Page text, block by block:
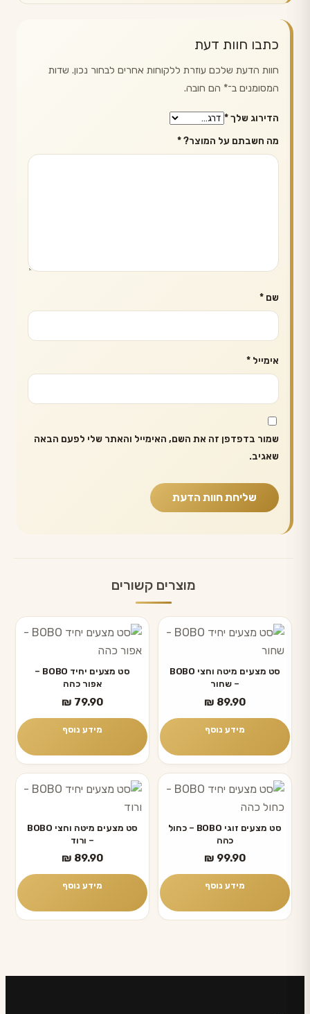
כתבו חוות דעת
חוות הדעת שלכם עוזרת ללקוחות אחרים לבחור נכון. שדות
המסומנים ב־* הם חובה.
הדירוג שלך*
מה חשבתם על המוצר?*
שם *
אימייל *
שמור בדפדפן זה את השם, האימייל והאתר שלי לפעם הבאה
שאגיב.
מוצרים קשורים
סט מצעים מיטה וחצי BOBO
– שחור
₪ 89.90
מידע נוסף
סט מצעים יחיד BOBO –
אפור כהה
₪ 79.90
מידע נוסף
סט מצעים זוגי BOBO – כחול
כהה
₪ 99.90
מידע נוסף
סט מצעים מיטה וחצי BOBO
– ורוד
₪ 89.90
מידע נוסף